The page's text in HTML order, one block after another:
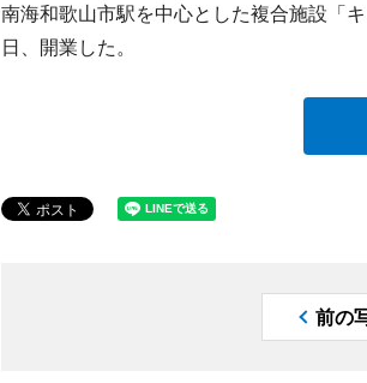
南海和歌山市駅を中心とした複合施設「
日、開業した。
前の